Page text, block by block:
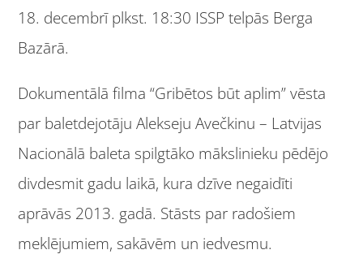
18. decembrī plkst. 18:30 ISSP telpās Berga
Bazārā.
Dokumentālā filma “Gribētos būt aplim” vēsta
par baletdejotāju Alekseju Avečkinu – Latvijas
Nacionālā baleta spilgtāko mākslinieku pēdējo
divdesmit gadu laikā, kura dzīve negaidīti
aprāvās 2013. gadā. Stāsts par radošiem
meklējumiem, sakāvēm un iedvesmu.